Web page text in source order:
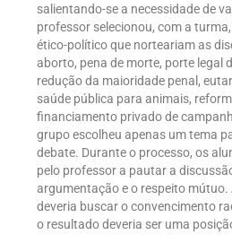
salientando-se a necessidade de
professor selecionou, com a
ético-político que norteariam as
aborto, pena de morte, porte legal
redução da maioridade penal,
saúde pública para animais,
financiamento privado de
grupo escolheu apenas um tema
debate. Durante o processo, os
pelo professor a pautar a
argumentação e o respeito mútuo.
deveria buscar o convencimento
o resultado deveria ser uma